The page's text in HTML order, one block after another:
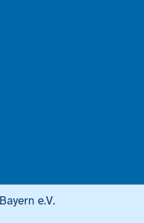
e.V.